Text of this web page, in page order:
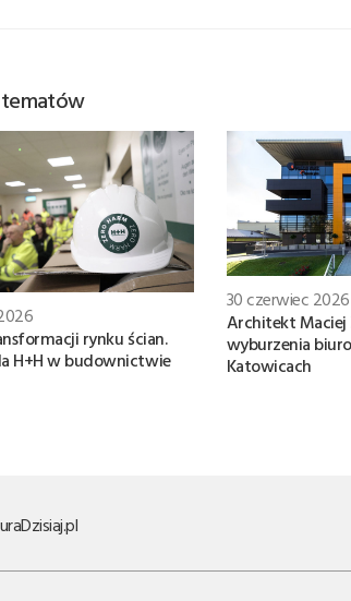
rynku ścian.
H+H w budownictwie
30 czerwiec 2026
Architekt Maciej
wyburzenia
Katowicach
Dzisiaj.pl